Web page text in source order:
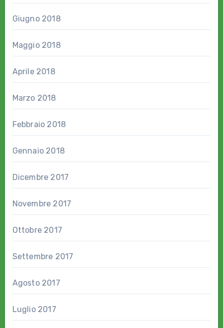
Giugno 2018
Maggio 2018
Aprile 2018
Marzo 2018
Febbraio 2018
Gennaio 2018
Dicembre 2017
Novembre 2017
Ottobre 2017
Settembre 2017
Agosto 2017
Luglio 2017